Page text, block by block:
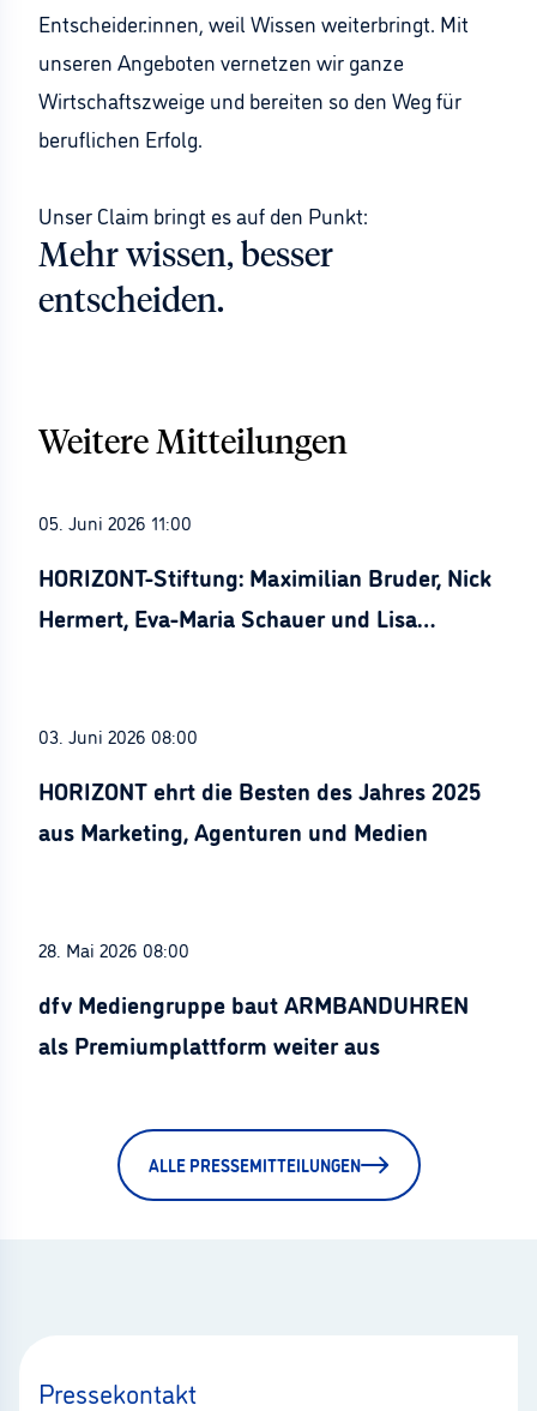
Entscheider:innen, weil Wissen weiterbringt. Mit
unseren Angeboten vernetzen wir ganze
Wirtschaftszweige und bereiten so den Weg für
beruflichen Erfolg.
Unser Claim bringt es auf den Punkt:
Mehr wissen, besser
entscheiden.
Weitere Mitteilungen
05. Juni 2026 11:00
HORIZONT-Stiftung: Maximilian Bruder, Nick
Hermert, Eva-Maria Schauer und Lisa
03. Juni 2026 08:00
HORIZONT ehrt die Besten des Jahres 2025
aus Marketing, Agenturen und Medien
28. Mai 2026 08:00
dfv Mediengruppe baut ARMBANDUHREN
als Premiumplattform weiter aus
ALLE PRESSEMITTEILUNGEN
Pressekontakt